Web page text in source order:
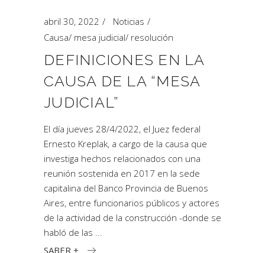
abril 30, 2022
Noticias
Causa/ mesa judicial/ resolución
DEFINICIONES EN LA
CAUSA DE LA “MESA
JUDICIAL”
El día jueves 28/4/2022, el Juez federal
Ernesto Kreplak, a cargo de la causa que
investiga hechos relacionados con una
reunión sostenida en 2017 en la sede
capitalina del Banco Provincia de Buenos
Aires, entre funcionarios públicos y actores
de la actividad de la construcción -donde se
habló de las
SABER +